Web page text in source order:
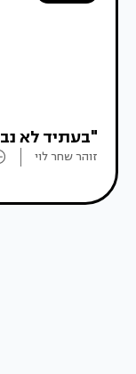
"בעתיד לא
זוהר שחר לוי